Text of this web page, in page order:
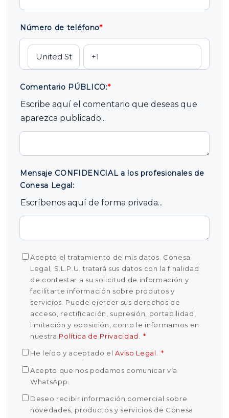
Número de teléfono*
Comentario PÚBLICO:*
Escribe aquí el comentario que deseas que
aparezca publicado...
Mensaje CONFIDENCIAL a los profesionales de
Conesa Legal:
Escríbenos aquí de forma privada...
Acepto el tratamiento de mis datos. Conesa
Legal, S.L.P.U. tratará sus datos con la finalidad
de contestar a su solicitud de información y
facilitarte información sobre produtos y
servicios. Puede ejercer sus derechos de
acceso, rectificación, supresión, portabilidad,
limitación y oposición, como le informamos en
nuestra Política de Privacidad *
He leído y aceptado elAviso Legal *
Acepto que nos podamos comunicar vía
WhatsApp.
Deseo recibir información comercial sobre
novedades, productos y servicios de Conesa